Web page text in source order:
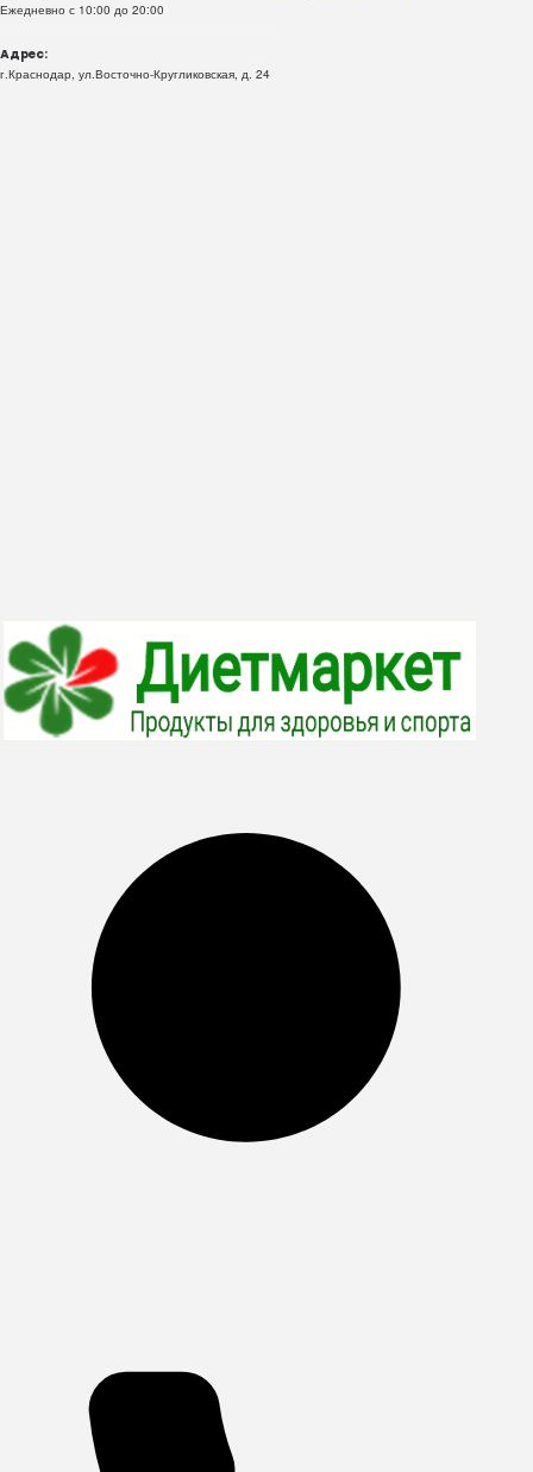
Ежедневно с 10:00 до 20:00
Адрес:
г.Краснодар, ул.Восточно-Кругликовская, д. 24